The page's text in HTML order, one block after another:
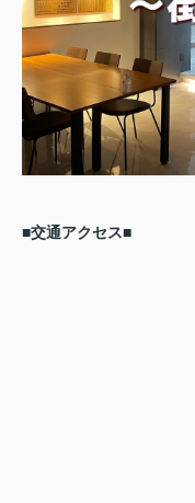
■交通アクセス■